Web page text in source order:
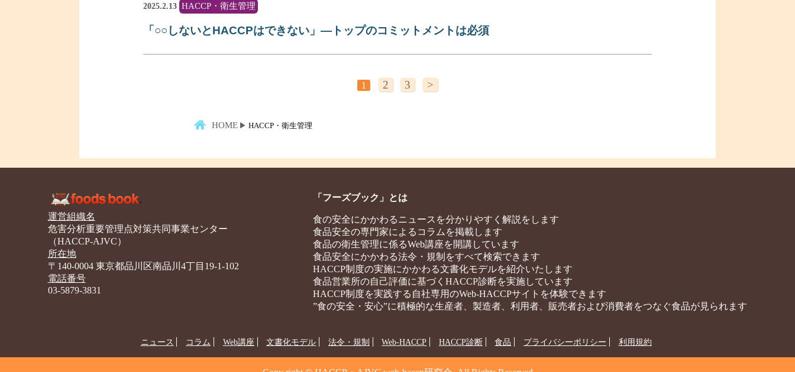
2025.2.13 HACCP・衛生管理
「○○しないとHACCPはできない」―トップのコミットメントは必須
1 2 3 >
HOME HACCP・衛生管理
運営組織名
危害分析重要管理点対策共同事業センター
（HACCP-AJVC）
所在地
〒140-0004 東京都品川区南品川4丁目19-1-102
電話番号
03-5879-3831
「フーズブック」とは
食の安全にかかわるニュースを分かりやすく解説をします
食品安全の専門家によるコラムを掲載します
食品の衛生管理に係るWeb講座を開講しています
食品安全にかかわる法令・規制をすべて検索できます
HACCP制度の実施にかかわる文書化モデルを紹介いたします
食品営業所の自己評価に基づくHACCP診断を実施しています
HACCP制度を実践する自社専用のWeb-HACCPサイトを体験できます
”食の安全・安心”に積極的な生産者、製造者、利用者、販売者および消費者をつなぐ食品が見られます
ニュース コラム Web講座 文書化モデル 法令・規制 Web-HACCP HACCP診断 食品 プライバシーポリシー 利用規約